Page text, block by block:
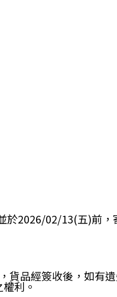
2026/02/13(五)前
品經簽收後，如有
權利。